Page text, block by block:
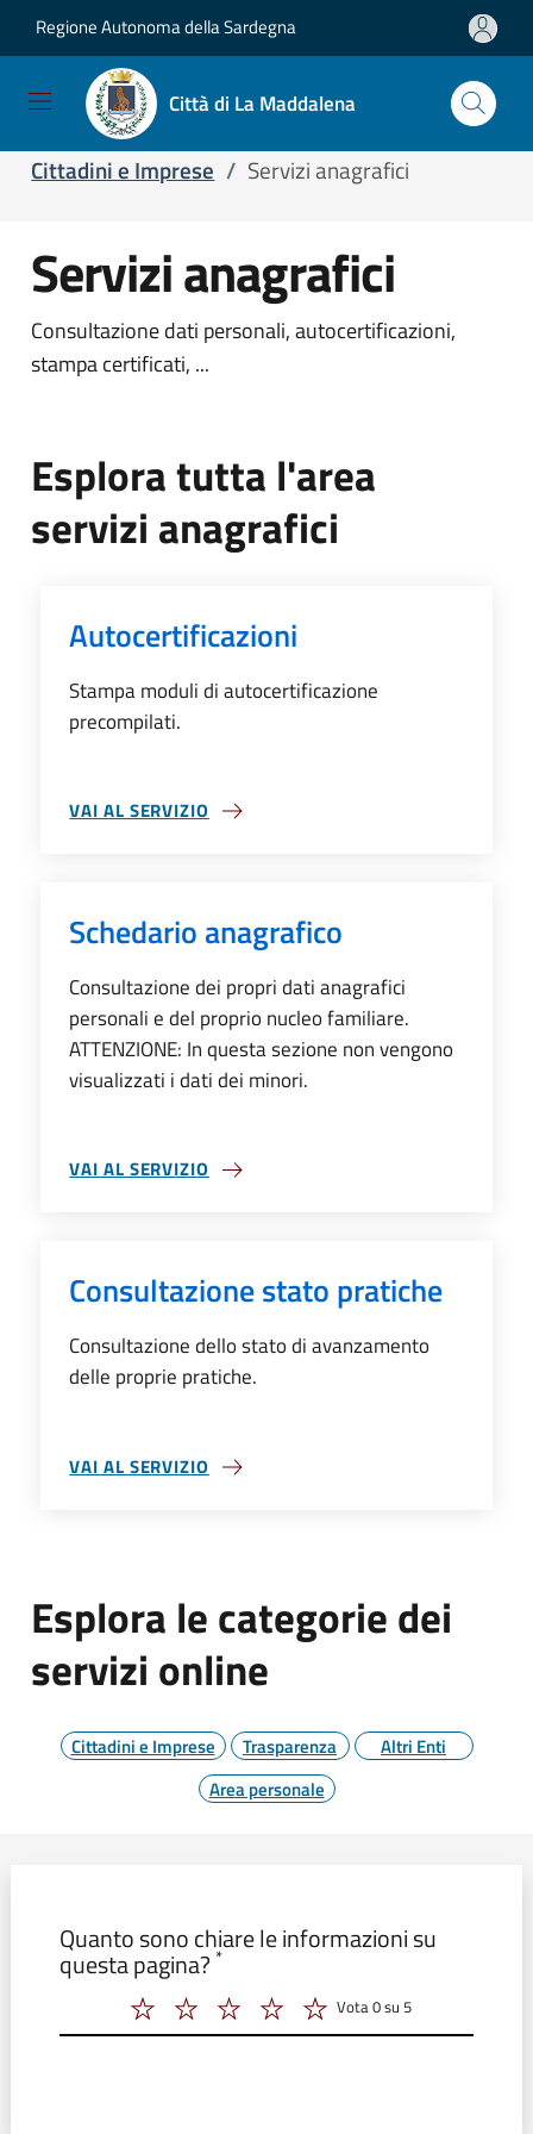
Salta e vai al contenuto
Salta e vai al footer
Regione Autonoma della Sardegna
Città di La Maddalena
/ Servizi
Cittadini e Imprese / Servizi anagrafici
Servizi anagrafici
Consultazione dati personali, autocertificazioni,
stampa certificati, ...
Esplora tutta l'area
servizi anagrafici
Autocertificazioni
Stampa moduli di autocertificazione
precompilati.
VAI AL SERVIZIO
SU AUTOCERTIFICAZIONI
Schedario anagrafico
Consultazione dei propri dati anagrafici
personali e del proprio nucleo familiare.
ATTENZIONE: In questa sezione non vengono
visualizzati i dati dei minori.
VAI AL SERVIZIO
SU SCHEDARIO ANAGRAFICO
Consultazione stato pratiche
Consultazione dello stato di avanzamento
delle proprie pratiche.
VAI AL SERVIZIO
SU CONSULTAZIONE STATO PRATICHE
Esplora le categorie dei
servizi online
Cittadini e Imprese Trasparenza
Altri Enti
Area personale
Quanto sono chiare le informazioni su
questa pagina? *
Vota 2 su 5
Vota 3 su 5
Vota 4 su 5
Vota 5 su 5
Vota 6 su 5
Vota 0 su 5